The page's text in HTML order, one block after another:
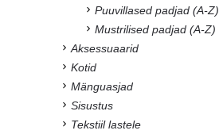
Puuvillased padjad (A-Z)
Mustrilised padjad (A-Z)
Aksessuaarid
Kotid
Mänguasjad
Sisustus
Tekstiil lastele